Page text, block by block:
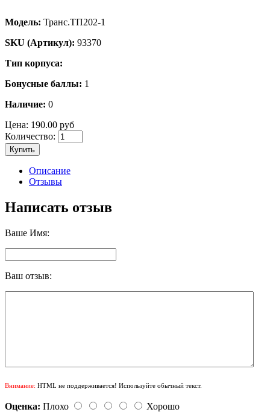
Модель: Транс.ТП202-1
SKU (Артикул): 93370
Тип корпуса:
Бонусные баллы: 1
Наличие: 0
Цена: 190.00 руб
Количество:
Купить
Описание
Отзывы
Написать отзыв
Ваше Имя:
Ваш отзыв:
Внимание: HTML не поддерживается! Используйте обычный текст.
Оценка: Плохо
Хорошо